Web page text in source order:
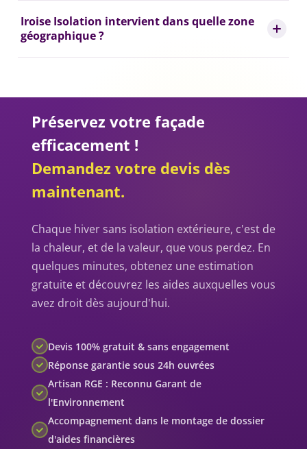
Iroise Isolation intervient dans quelle zone
géographique ?
Préservez votre façade
efficacement !
Demandez votre devis dès
maintenant.
Chaque hiver sans isolation extérieure, c'est de
la chaleur, et de la valeur, que vous perdez. En
quelques minutes, obtenez une estimation
gratuite et découvrez les aides auxquelles vous
avez droit dès aujourd'hui.
Devis 100% gratuit & sans engagement
Réponse garantie sous 24h ouvrées
Artisan RGE : Reconnu Garant de
l'Environnement
Accompagnement dans le montage de dossier
d'aides financières